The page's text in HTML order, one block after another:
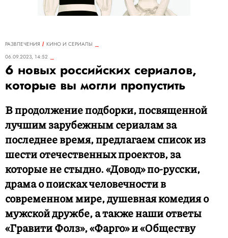
РАЗВЛЕЧЕНИЯ
КИНО И СЕРИАЛЫ
06.09.2023, 14:52
6 новых российских сериалов,
которые вы могли пропустить
В продолжение подборки, посвященной
лучшим зарубежным сериалам за
последнее время, предлагаем список из
шести отечественных проектов, за
которые не стыдно. «Довод» по-русски,
драма о поисках человечности в
современном мире, душевная комедия о
мужской дружбе, а также наши ответы
«Гравити Фолз», «Фарго» и «Обществу